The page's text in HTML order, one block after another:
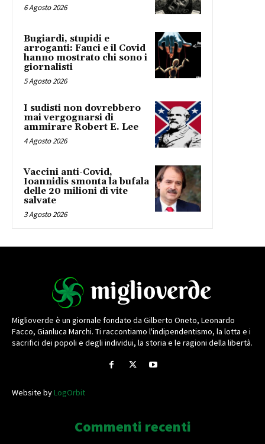
6 Agosto 2026
Bugiardi, stupidi e
arroganti: Fauci e il Covid
hanno mostrato chi sono i
giornalisti
5 Agosto 2026
I sudisti non dovrebbero
mai vergognarsi di
ammirare Robert E. Lee
4 Agosto 2026
Vaccini anti-Covid,
Ioannidis smonta la bufala
delle 20 milioni di vite
salvate
3 Agosto 2026
Miglioverde è un giornale fondato da Gilberto Oneto, Leonardo
Facco, Gianluca Marchi. Ti raccontiamo l'indipendentismo, la lotta e i
sacrifici dei popoli e degli individui, la storia e le ragioni della libertà.
Website byLogOrbit
Commenti recenti